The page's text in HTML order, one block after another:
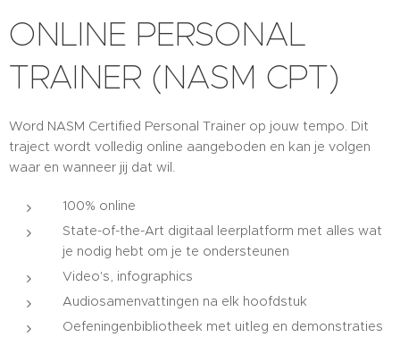
ONLINE PERSONAL
TRAINER (NASM CPT)
Word NASM Certified Personal Trainer op jouw tempo. Dit
traject wordt volledig online aangeboden en kan je volgen
waar en wanneer jij dat wil.
100% online
State-of-the-Art digitaal leerplatform met alles wat
je nodig hebt om je te ondersteunen
Video's, infographics
Audiosamenvattingen na elk hoofdstuk
Oefeningenbibliotheek met uitleg en demonstraties